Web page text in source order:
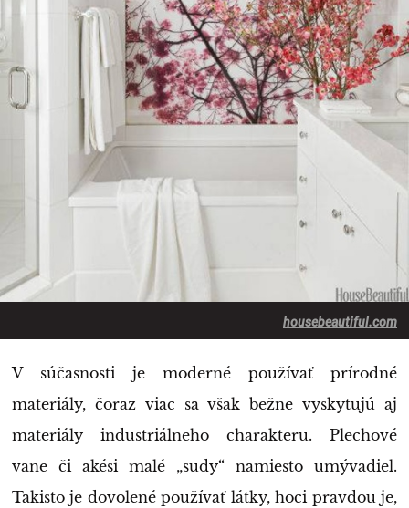
housebeautiful.com
V súčasnosti je moderné používať prírodné
materiály, čoraz viac sa však bežne vyskytujú aj
materiály industriálneho charakteru. Plechové
vane či akési malé „sudy“ namiesto umývadiel.
Takisto je dovolené používať látky, hoci pravdou je,